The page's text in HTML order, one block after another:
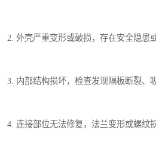
2. 外壳严重变形或破损，存在安全隐患
3. 内部结构损坏，检查发现隔板断裂、
4. 连接部位无法修复，法兰变形或螺纹